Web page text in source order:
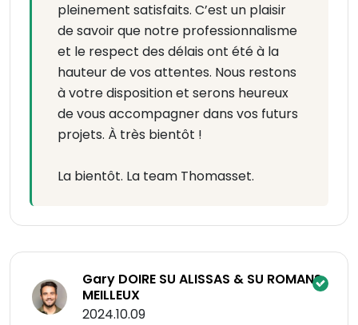
pleinement satisfaits. C’est un plaisir
de savoir que notre professionnalisme
et le respect des délais ont été à la
hauteur de vos attentes. Nous restons
à votre disposition et serons heureux
de vous accompagner dans vos futurs
projets. À très bientôt !
La bientôt. La team Thomasset.
Gary DOIRE SU ALISSAS & SU ROMANS
MEILLEUX
2024.10.09